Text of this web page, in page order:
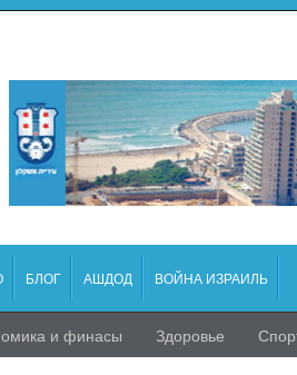
БЛОГ АШДОД ВОЙНА ИЗРАИЛЬ
и финасы Здоровье